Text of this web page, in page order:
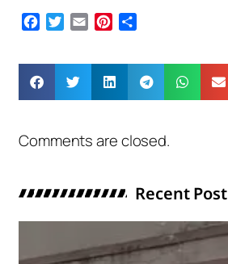
Facebook
Twitter
Email Pinterest
Comments are closed.
Recent Post